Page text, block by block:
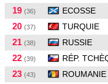
19 (36) ECOSSE
20 (37) TURQUIE
21 (38) RUSSIE
22 (39) RÉP.
23 (43) ROUMANIE